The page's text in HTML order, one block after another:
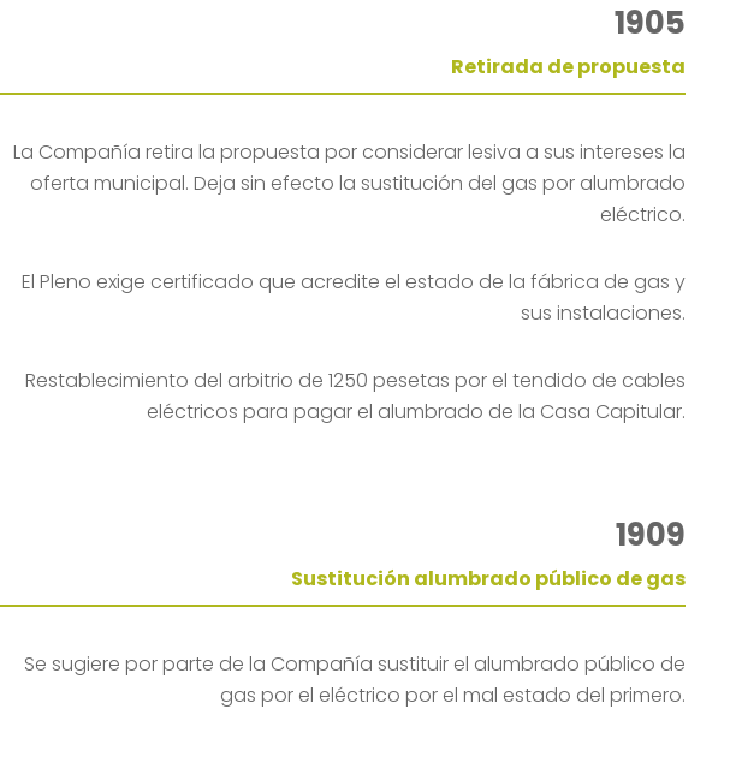
1905
Retirada de propuesta
La Compañía retira la propuesta por considerar lesiva a sus intereses la
oferta municipal. Deja sin efecto la sustitución del gas por alumbrado
eléctrico.
El Pleno exige certificado que acredite el estado de la fábrica de gas y
sus instalaciones.
Restablecimiento del arbitrio de 1250 pesetas por el tendido de cables
eléctricos para pagar el alumbrado de la Casa Capitular.
1909
Sustitución alumbrado público de gas
Se sugiere por parte de la Compañía sustituir el alumbrado público de
gas por el eléctrico por el mal estado del primero.